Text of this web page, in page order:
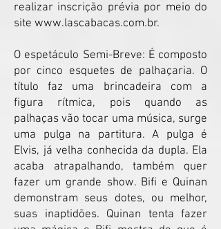
realizar inscrição prévia por meio do
site www.lascabacas.com.br.
O espetáculo Semi-Breve: É composto
por cinco esquetes de palhaçaria. O
título faz uma brincadeira com a
figura rítmica, pois quando as
palhaças vão tocar uma música, surge
uma pulga na partitura. A pulga é
Elvis, já velha conhecida da dupla. Ela
acaba atrapalhando, também quer
fazer um grande show. Bifi e Quinan
demonstram seus dotes, ou melhor,
suas inaptidões. Quinan tenta fazer